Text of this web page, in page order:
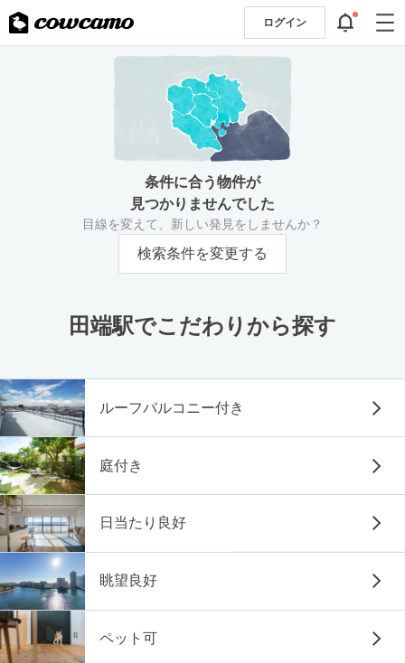
ログイン
条件に合う物件が
見つかりませんでした
目線を変えて、新しい発見をしませんか？
検索条件を変更する
田端駅でこだわりから探す
ルーフバルコニー付き
庭付き
日当たり良好
眺望良好
ペット可